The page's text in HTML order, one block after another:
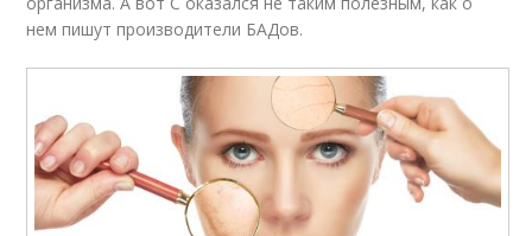
нем пишут производители БАДов.